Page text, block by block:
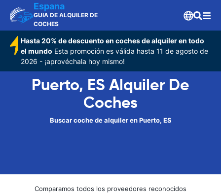
Espana
GUIA DE ALQUILER DE
COCHES
Hasta 20% de descuento en coches de alquiler en todo
el mundo Esta promoción es válida hasta 11 de agosto de
2026 - ¡aprovéchala hoy mismo!
Puerto, ES Alquiler De
Coches
Buscar coche de alquiler en Puerto, ES
Comparamos todos los proveedores reconocidos